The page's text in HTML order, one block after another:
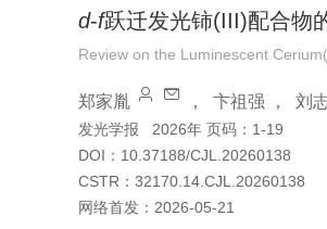
d-f跃迁发光铈(III)配合物
Review on the Luminescent
郑家胤 ， 卞祖强 ， 刘
发光学报
2026年 页码：1-19
DOI： 10.37188/CJL.20260138
CSTR： 32170.14.CJL.20260138
网络首发： 2026-05-21